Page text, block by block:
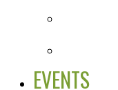
EVENTS